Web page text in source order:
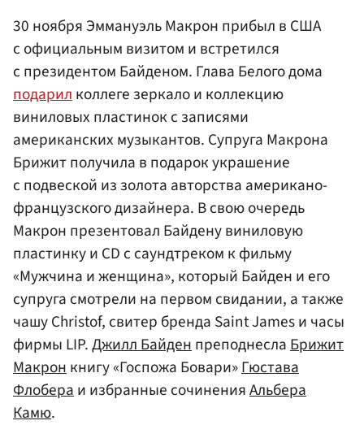
30 ноября Эммануэль Макрон прибыл в США
с официальным визитом и встретился
с президентом Байденом. Глава Белого дома
подарилколлеге зеркало и коллекцию
виниловых пластинок с записями
американских музыкантов. Супруга Макрона
Брижит получила в подарок украшение
с подвеской из золота авторства американо-
французского дизайнера. В свою очередь
Макрон презентовал Байдену виниловую
пластинку и CD с саундтреком к фильму
«Мужчина и женщина», который Байден и его
супруга смотрели на первом свидании, а также
чашу Christof, свитер бренда Saint James и часы
фирмы LIP.Джилл БайденпреподнеслаБрижит
Макронкнигу «Госпожа Бовари»Гюстава
Флобераи избранные сочиненияАльбера
Камю.